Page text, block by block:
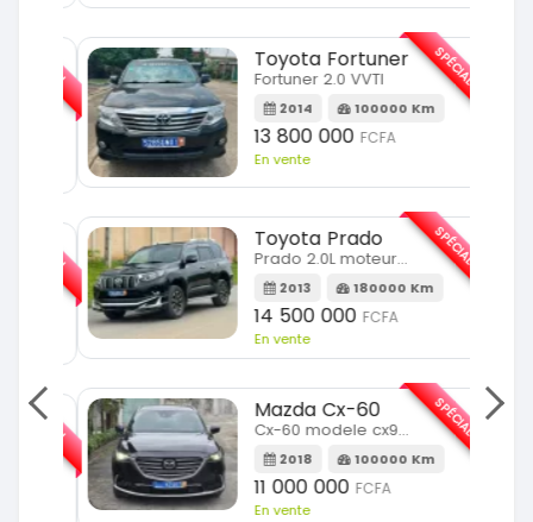
SPÉCIAL
Toyota Fortuner
Fortuner 2.0 VVTI
2014 100000 Km
13 800 000FCFA
En vente
SPÉCIAL
Toyota Prado
Prado 2.0L moteur d4d
2013 180000 Km
14 500 000FCFA
En vente
SPÉCIAL
Mazda Cx-60
Cx-60 modele cx9 full option
2018 100000 Km
11 000 000FCFA
En vente
SPÉCIAL